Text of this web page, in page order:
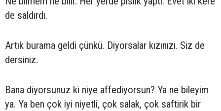
de saldırdı.
Artık burama geldi çünkü. Diyorsalar kızınızı. Siz de
dersiniz.
Bana diyorsunuz ki niye affediyorsun? Ya ne bileyim
ya. Ya ben çok iyi niyetli, çok salak, çok saftirik bir